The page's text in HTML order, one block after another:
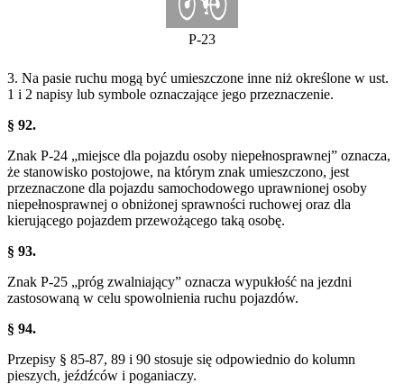
P-23
3. Na pasie ruchu mogą być umieszczone inne niż określone w ust.
1 i 2 napisy lub symbole oznaczające jego przeznaczenie.
§ 92.
Znak P-24 „miejsce dla pojazdu osoby niepełnosprawnej” oznacza,
że stanowisko postojowe, na którym znak umieszczono, jest
przeznaczone dla pojazdu samochodowego uprawnionej osoby
niepełnosprawnej o obniżonej sprawności ruchowej oraz dla
kierującego pojazdem przewożącego taką osobę.
§ 93.
Znak P-25 „próg zwalniający” oznacza wypukłość na jezdni
zastosowaną w celu spowolnienia ruchu pojazdów.
§ 94.
Przepisy § 85-87, 89 i 90 stosuje się odpowiednio do kolumn
pieszych, jeźdźców i poganiaczy.